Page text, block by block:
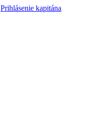
Prihlásenie kapitána